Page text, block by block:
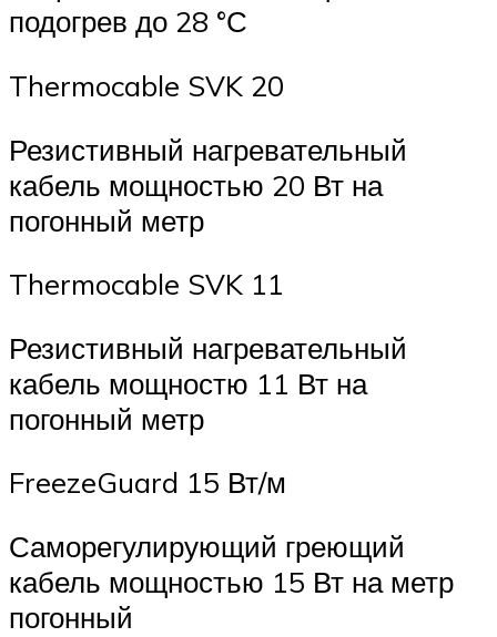
подогрев до 28 °С
Thermocable SVK 20
Резистивный нагревательный
кабель мощностью 20 Вт на
погонный метр
Thermocable SVK 11
Резистивный нагревательный
кабель мощностю 11 Вт на
погонный метр
FreezeGuard 15 Вт/м
Саморегулирующий греющий
кабель мощностью 15 Вт на метр
погонный